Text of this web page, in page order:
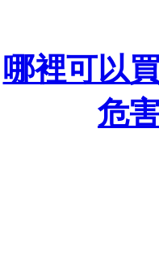
哪裡可以
危